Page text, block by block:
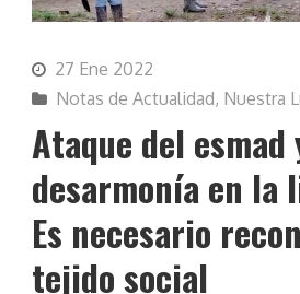
27 Ene 2022
Notas de Actualidad, Nuestra
Ataque del esmad
desarmonía en la
Es necesario
tejido social